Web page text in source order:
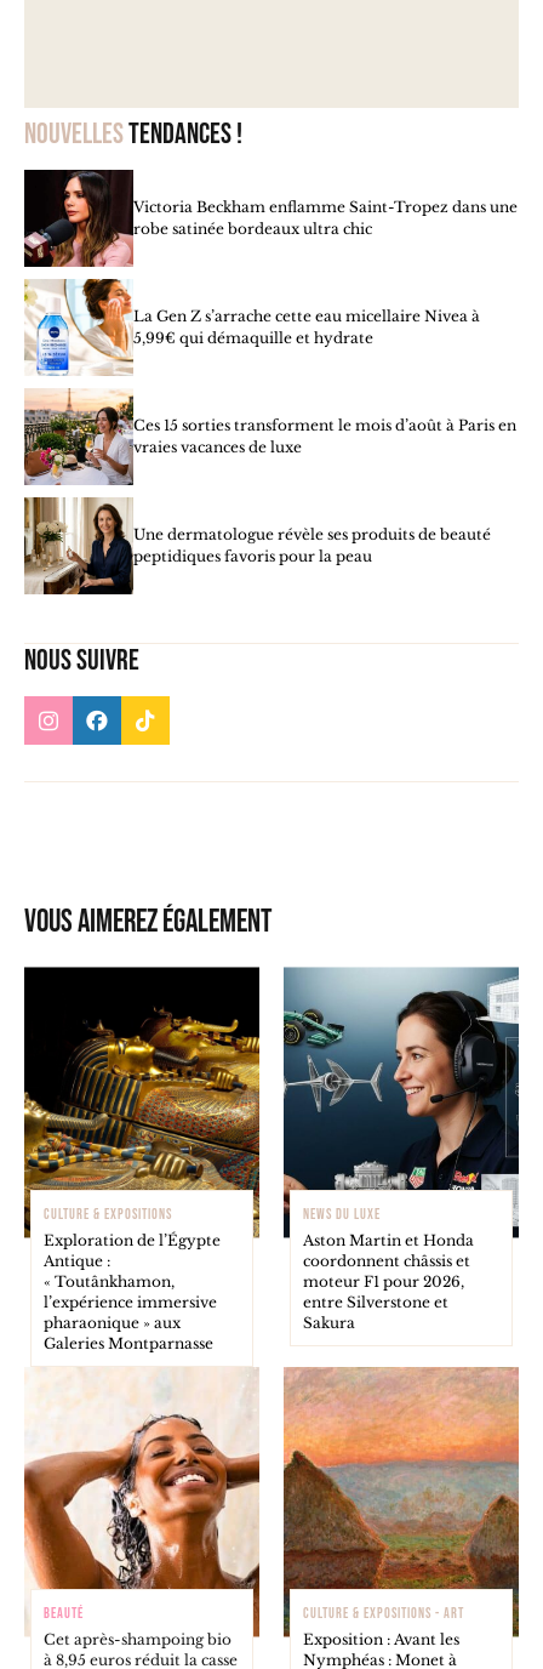
Nouvellestendances !
Victoria Beckham enflamme Saint-Tropez dans une
robe satinée bordeaux ultra chic
La Gen Z s’arrache cette eau micellaire Nivea à
5,99€ qui démaquille et hydrate
Ces 15 sorties transforment le mois d’août à Paris en
vraies vacances de luxe
Une dermatologue révèle ses produits de beauté
peptidiques favoris pour la peau
Nous suivre
Vous aimerez également
CULTURE & EXPOSITIONS
Exploration de l’Égypte
Antique :
« Toutânkhamon,
l’expérience immersive
pharaonique » aux
Galeries Montparnasse
NEWS DU LUXE
Aston Martin et Honda
coordonnent châssis et
moteur F1 pour 2026,
entre Silverstone et
Sakura
BEAUTÉ
Cet après-shampoing bio
à 8,95 euros réduit la casse
CULTURE & EXPOSITIONS - ART
Exposition : Avant les
Nymphéas : Monet à